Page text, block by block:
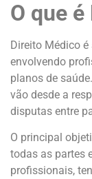
O que
Direito Médico
envolvendo
planos de
vão desde a
disputas entre
O principal
todas as partes
profissionais,